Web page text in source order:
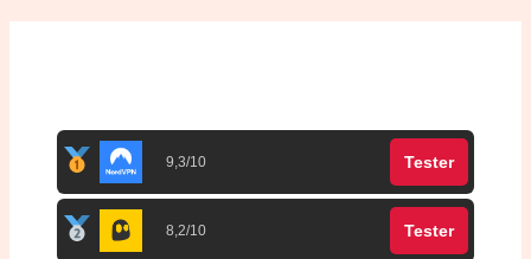
9,3/10 Tester
8,2/10 Tester